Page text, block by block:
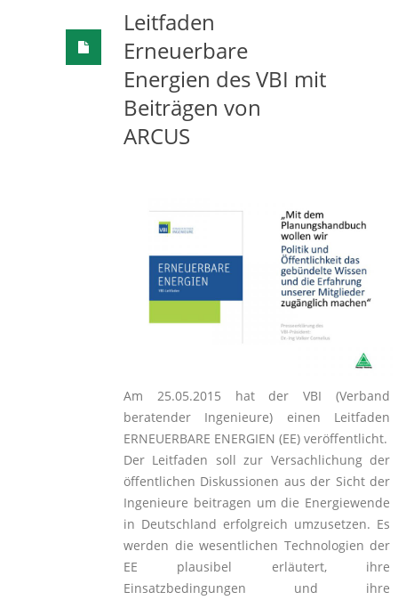
Leitfaden
Erneuerbare
Energien des VBI mit
Beiträgen von
ARCUS
Am 25.05.2015 hat der VBI (Verband
beratender Ingenieure) einen Leitfaden
ERNEUERBARE ENERGIEN (EE) veröffentlicht.
Der Leitfaden soll zur Versachlichung der
öffentlichen Diskussionen aus der Sicht der
Ingenieure beitragen um die Energiewende
in Deutschland erfolgreich umzusetzen. Es
werden die wesentlichen Technologien der
EE plausibel erläutert, ihre
Einsatzbedingungen und ihre